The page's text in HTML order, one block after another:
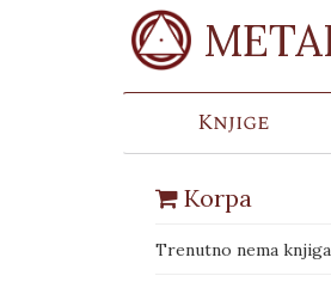
Knjige
Korpa
Trenutno nema